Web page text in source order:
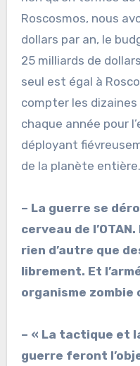
Roscosmos, nous
dollars par an, le
25 milliards de
seul est égal à
compter les
chaque année pour
déployant
de la planète entière.
– La guerre se
cerveau de
rien d’autre que
librement. Et
organisme
– « La tactique et
guerre feront